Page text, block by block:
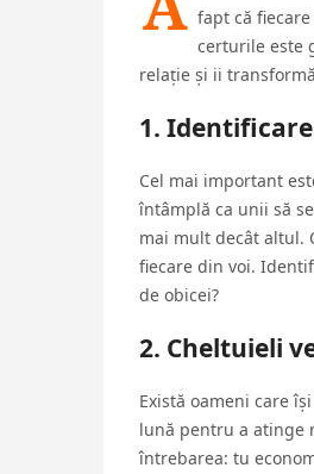
fapt că
certurile este
relație și ii
1.
Cel mai important
întâmplă ca unii să
mai mult decât altul.
fiecare din voi.
de obicei?
2. Cheltuieli
Există oameni care
lună pentru a atinge
întrebarea: tu